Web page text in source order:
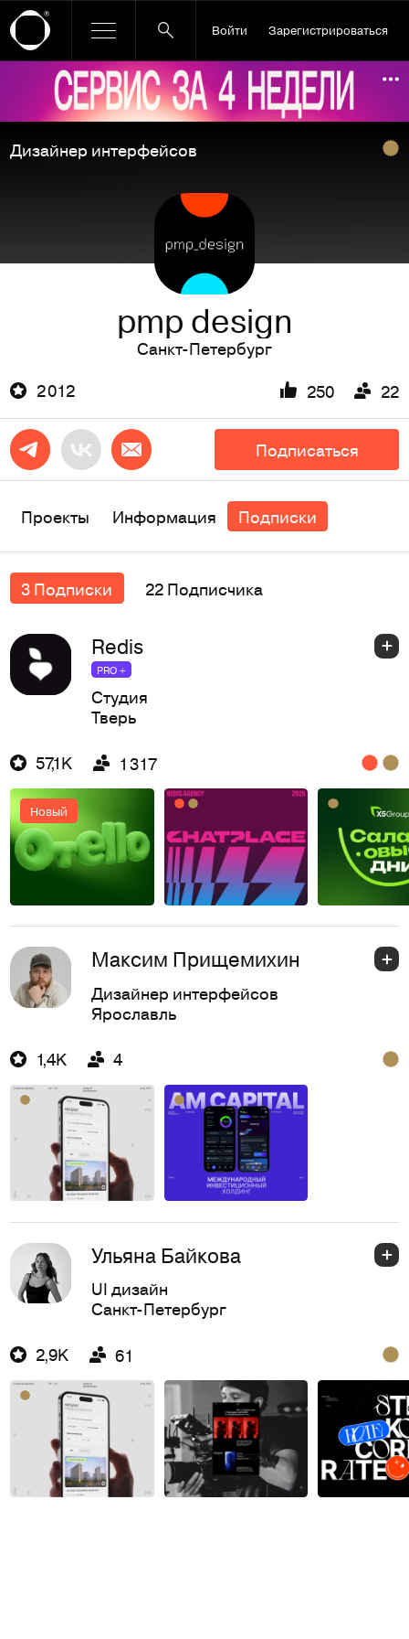
Войти Зарегистрироваться
Ссылка баннера
Дизайнер интерфейсов
pmp design
Санкт-Петербург
2 012
250 22
Подписаться
Проекты Информация Подписки
3 Подписки 22 Подписчика
Redis
PRO +
Студия
Тверь
57,1K 1 317
Новый
Максим Прищемихин
Дизайнер интерфейсов
Ярославль
1,4K 4
Ульяна Байкова
UI дизайн
Санкт-Петербург
2,9K 61